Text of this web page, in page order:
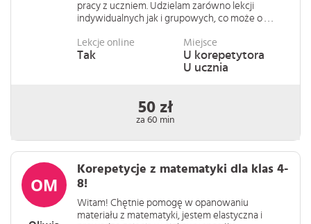
pracy z uczniem. Udzielam zarówno lekcji
indywidualnych jak i grupowych, co może o . . .
Lekcje online
Tak
Miejsce
U korepetytora
U ucznia
50 zł
za 60 min
Korepetycje z matematyki dla klas 4-
8!
Witam! Chętnie pomogę w opanowaniu
materiału z matematyki, jestem elastyczna i